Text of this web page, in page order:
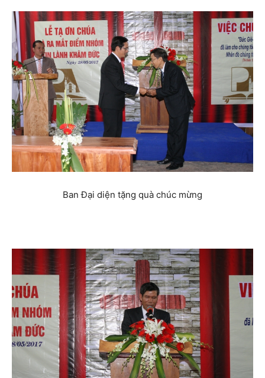
Ban Đại diện tặng quà chúc mừng